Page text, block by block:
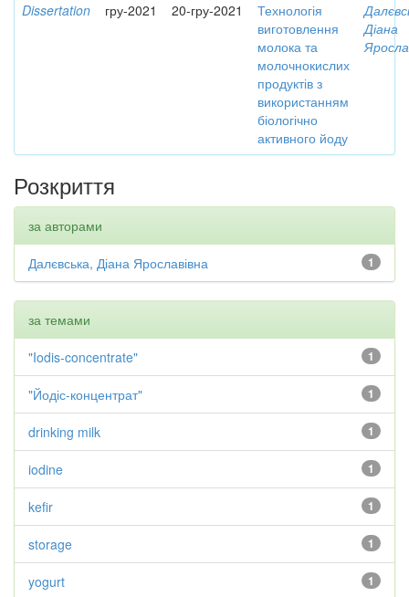
Dissertation гру-2021 20-гру-2021
Технологія
виготовлення
молока та
молочнокислих
продуктів з
використанням
біологічно
активного йоду
Діана
Розкриття
за авторами
1
Далєвська, Діана Ярославівна
за темами
1
"Iodis-concentrate"
1
"Йодіс-концентрат"
1
drinking milk
1
iodine
1
kefir
1
storage
1
yogurt